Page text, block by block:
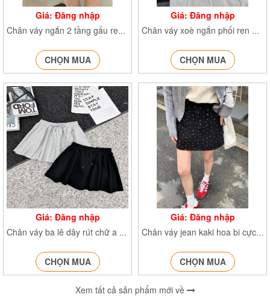
Giá: Đăng nhập
Chân váy ngắn 2 tầng gấu ren CVchunhong6530
CHỌN MUA
Giá: Đăng nhập
Chân váy xoè ngắn phối ren đính nơ CVdinhno051
CHỌN MUA
Giá: Đăng nhập
Chân váy ba lê dây rút chữ a Culottes CVbaledayrut1655
CHỌN MUA
Giá: Đăng nhập
Chân váy jean kaki hoa bi cực xinh CVkakihoabi6785
CHỌN MUA
Xem tất cả sản phẩm mới về